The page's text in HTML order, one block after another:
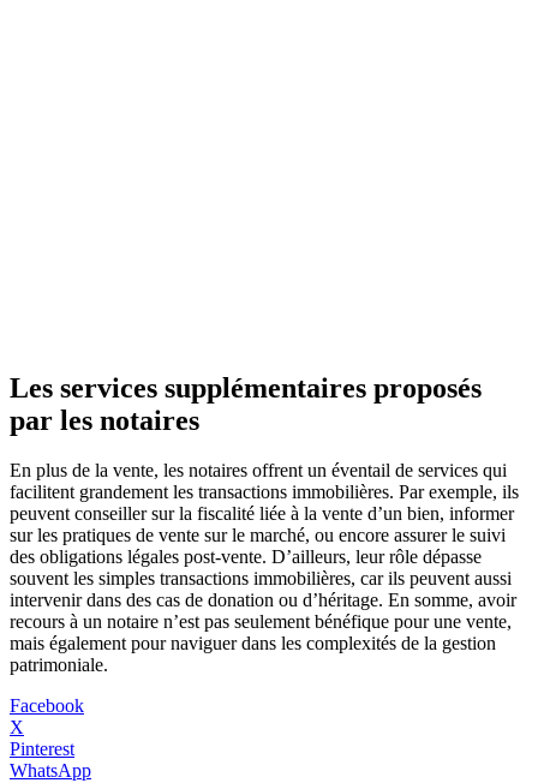
Les services supplémentaires proposés
par les notaires
En plus de la vente, les notaires offrent un éventail de services qui
facilitent grandement les transactions immobilières. Par exemple, ils
peuvent conseiller sur la fiscalité liée à la vente d’un bien, informer
sur les pratiques de vente sur le marché, ou encore assurer le suivi
des obligations légales post-vente. D’ailleurs, leur rôle dépasse
souvent les simples transactions immobilières, car ils peuvent aussi
intervenir dans des cas de donation ou d’héritage. En somme, avoir
recours à un notaire n’est pas seulement bénéfique pour une vente,
mais également pour naviguer dans les complexités de la gestion
patrimoniale.
Facebook
X
Pinterest
WhatsApp